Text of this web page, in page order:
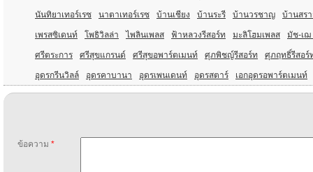
นันทิยาเทอร์เรซ นาตาเทอร์เรซ บ้านเชียง บ้านระรี บ้านวรชาญ บ้านสร
เพรสซิเดนท์ โพธิวิลล่า ไพลินเพลส ฟ้าหลวงรีสอร์ท มะลิโฮมเพลส มัช-เ
ศรีตระการ ศรีสุขแกรนด์ ศรีสุขอพาร์ตเมนท์ ศุภพิชญ์รีสอร์ท ศุภฤทธิ์รีสอร์
อุดรกรีนวิลล์ อุดรคาบานา อุดรเพนเดนท์ อุดรสตาร์ เอกอุดรอพาร์ตเมนท์
ข้อความ *